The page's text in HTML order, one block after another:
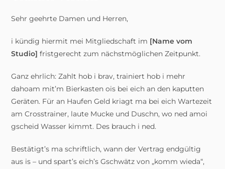
Sehr geehrte Damen und Herren,
i kündig hiermit mei Mitgliedschaft im [Name vom
Studio] fristgerecht zum nächstmöglichen Zeitpunkt.
Ganz ehrlich: Zahlt hob i brav, trainiert hob i mehr
dahoam mit’m Bierkasten ois bei eich an den kaputten
Geräten. Für an Haufen Geld kriagt ma bei eich Wartezeit
am Crosstrainer, laute Mucke und Duschn, wo ned amoi
gscheid Wasser kimmt. Des brauch i ned.
Bestätigt’s ma schriftlich, wann der Vertrag endgültig
aus is – und spart’s eich’s Gschwätz von „komm wieda“,